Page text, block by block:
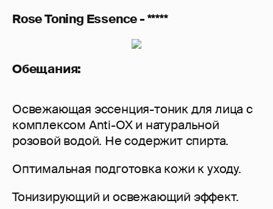
Rose Toning Essence - *****
Обещания:
Освежающая эссенция-тоник для лица с
комплексом Anti-OX и натуральной
розовой водой. Не содержит спирта.
Оптимальная подготовка кожи к уходу.
Тонизирующий и освежающий эффект.